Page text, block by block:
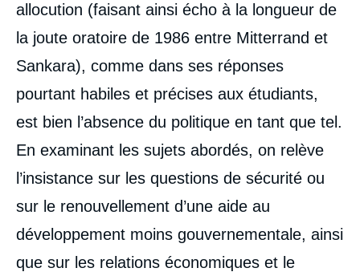
allocution (faisant ainsi écho à la longueur de
la joute oratoire de 1986 entre Mitterrand et
Sankara), comme dans ses réponses
pourtant habiles et précises aux étudiants,
est bien l’absence du politique en tant que tel.
En examinant les sujets abordés, on relève
l’insistance sur les questions de sécurité ou
sur le renouvellement d’une aide au
développement moins gouvernementale, ainsi
que sur les relations économiques et le